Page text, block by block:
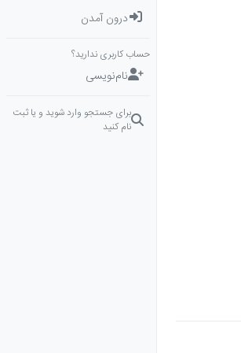
درون آمدن
حساب کاربری ندارید؟
نام‌نویسی
برای جستجو وارد شوید و یا ثبت
نام کنید